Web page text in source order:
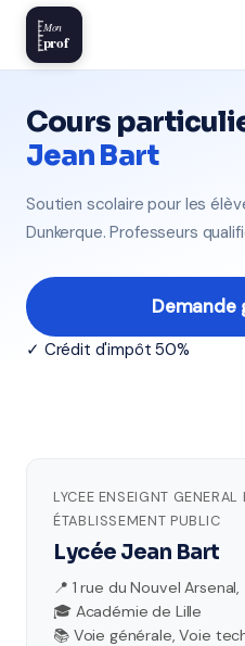
Mon
prof
Cours
Jean Bart
Soutien scolaire pour les
Dunkerque. Professeurs
✓ Crédit d'impôt 50%
LYCEE ENSEIGNT
ÉTABLISSEMENT PUBLIC
Lycée Jean Bart
📍 1 rue du Nouvel
🎓 Académie de Lille
📚 Voie générale, Voie